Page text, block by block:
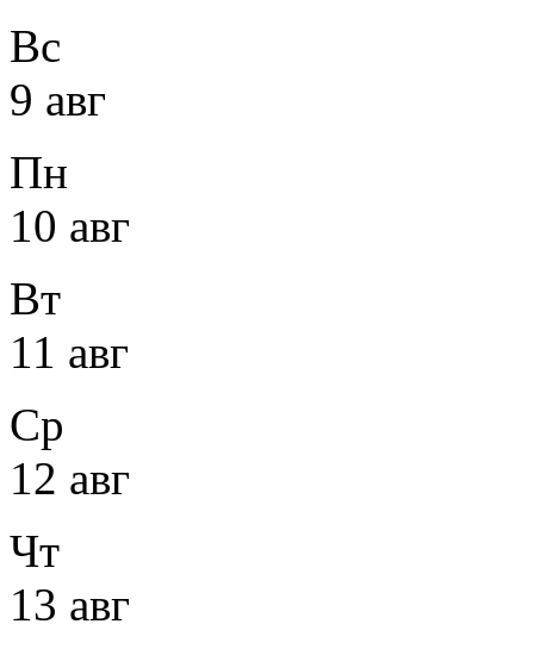
Вс
9 авг
Пн
10 авг
Вт
11 авг
Ср
12 авг
Чт
13 авг